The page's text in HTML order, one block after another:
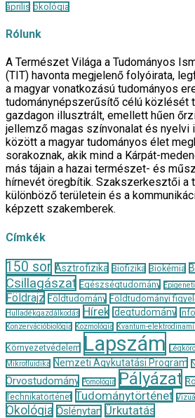
április ökológia
Rólunk
A Természet Világa a Tudományos
(TIT) havonta megjelenő folyóirata,
a magyar vonatkozású tudományos
tudománynépszerűsítő célú közlését
gazdagon illusztrált, emellett hűen
jellemző magas színvonalat és
között a magyar tudományos élet
sorakoznak, akik mind a Kárpát-
más tájain a hazai természet- és
hírnevét öregbítik. Szakszerkesztői a
különböző területein és a
képzett szakemberek.
Címkék
150 sor Asztrofizika Biofizika Biokémia
Csillagászat Egészségtudomány
Földrajz Földtudomány Földtudományi
Hulladékgazdálkodás
Hírek Idegtudomány
Konzervációbiológia Kozmológia Kvantum-
Környezetvédelem Lapszám
Mikrofluidika
Nemzeti Agykutatási Program
Orvostudomány Pomológia Pályázat
Technikatörténet Tudománytörténet
Ökológia Őslénytan Űrkutatás